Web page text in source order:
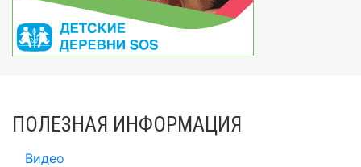
ПОЛЕЗНАЯ ИНФОРМАЦИЯ
Видео